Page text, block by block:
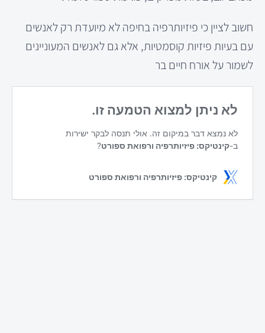
חשוב לציין כי פיזיותרפיה בחיפה לא מיועדת רק לאנשים
עם בעיות פיזיות קוסמטיות, אלא גם לאנשים המעוניינים
לשמור על אורח חיים בר